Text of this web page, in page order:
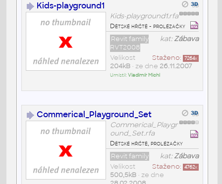
Kids-playground1
Kids-playground1.rfa
Dětské hřiště - prolézačky
kat:Zábava
Revit family
RVT2008
Staženo: 7264x
Velikost
204kB• ze dne 26.11.2007
Umístil:Vladimír Michl
Commerical_Playground_Set
Commerical_Playgr
ound_Set.rfa
Dětské hřiště, prolézačky
kat:Zábava
Revit family
Staženo: 4762x
Velikost
500,5kB• ze dne